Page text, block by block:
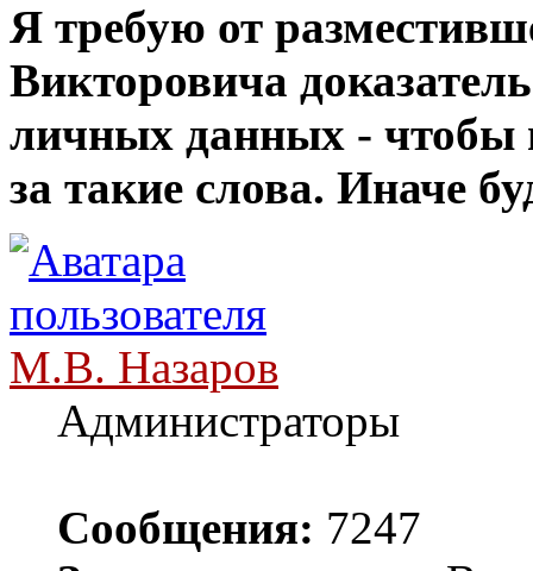
Я требую от
Викторовича
личных данных - чтобы
за такие слова. Иначе
М.В. Назаров
Администраторы
Сообщения: 7247